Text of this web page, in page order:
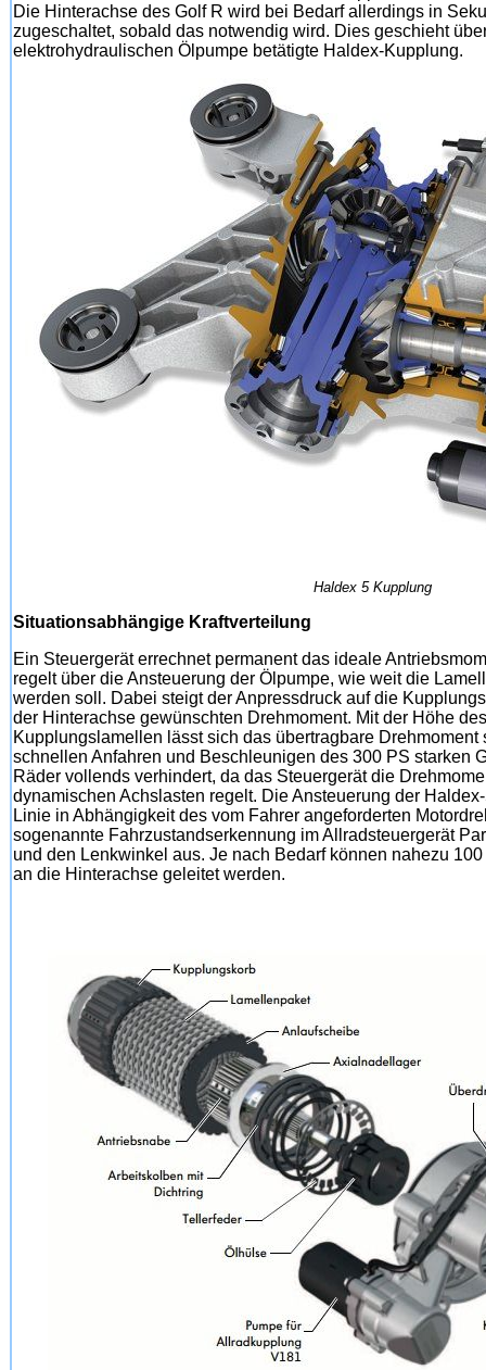
Die Hinterachse des Golf R wird bei Bedarf allerdings in
zugeschaltet, sobald das notwendig wird. Dies geschieht
elektrohydraulischen Ölpumpe betätigte Haldex-Kupplung.
Haldex 5 Kupplung
Situationsabhängige Kraftverteilung
Ein Steuergerät errechnet permanent das ideale
regelt über die Ansteuerung der Ölpumpe, wie weit die
werden soll. Dabei steigt der Anpressdruck auf die
der Hinterachse gewünschten Drehmoment. Mit der Höhe
Kupplungslamellen lässt sich das übertragbare
schnellen Anfahren und Beschleunigen des 300 PS starken
Räder vollends verhindert, da das Steuergerät die
dynamischen Achslasten regelt. Die Ansteuerung der
Linie in Abhängigkeit des vom Fahrer angeforderten
sogenannte Fahrzustandserkennung im Allradsteuergerät
und den Lenkwinkel aus. Je nach Bedarf können nahezu
an die Hinterachse geleitet werden.